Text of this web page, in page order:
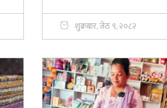
शुक्रबार, जेठ ९, २०८२